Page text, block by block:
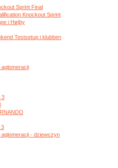
Sprint Final
Knockout Sprint
i Højby
Testsetup i klubben
3
3
- dziewczyn